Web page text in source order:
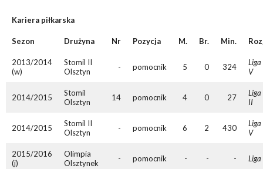
Kariera piłkarska
Sezon Drużyna Nr Pozycja M. Br. Min.
2013/2014
(w)
Stomil II
Olsztyn
- pomocnik 5 0 324 Liga
V
2014/2015
Stomil
Olsztyn
14 pomocnik 4 0 27 Liga
II
2014/2015
Stomil II
Olsztyn
- pomocnik 6 2 430 Liga
V
2015/2016
(j)
Olimpia
Olsztynek
- pomocnik - - - Liga